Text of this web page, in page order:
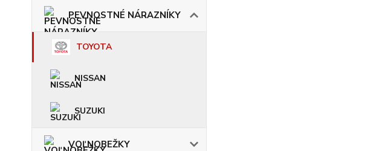
PEVNOSTNÉ NÁRAZNÍKY
TOYOTA
NISSAN
SUZUKI
VOĽNOBEŽKY